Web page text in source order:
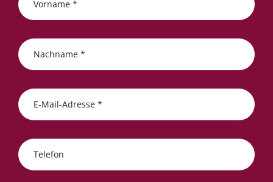
Vorname *
Nachname *
E-Mail-Adresse *
Telefon